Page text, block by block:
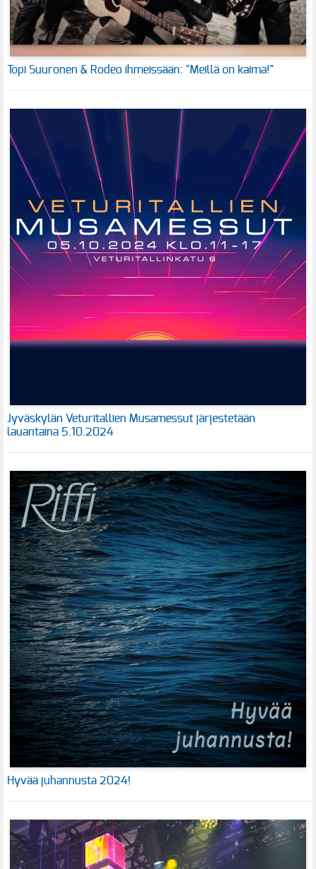
Topi Suuronen & Rodeo ihmeissään: "Meillä on kaima!"
Jyväskylän Veturitallien Musamessut järjestetään
lauantaina 5.10.2024
Hyvää juhannusta 2024!